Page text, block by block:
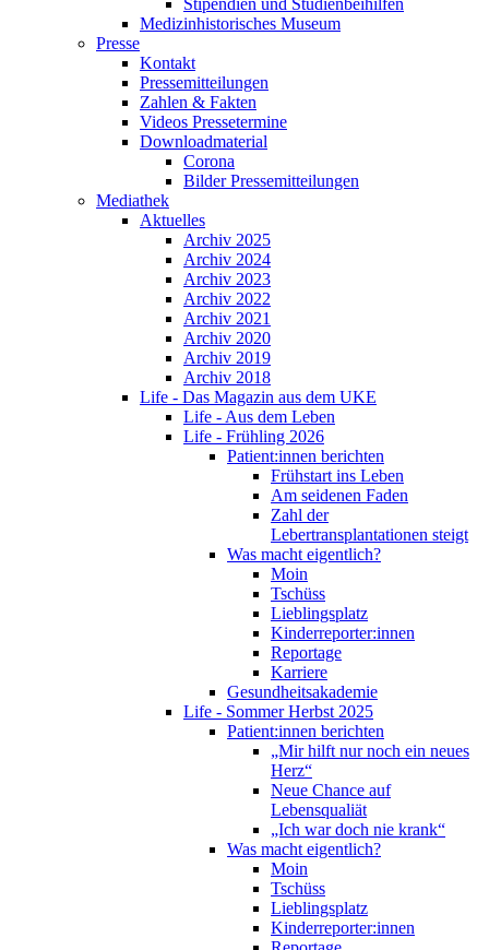
Stipendien und Studienbeihilfen
Medizinhistorisches Museum
Presse
Kontakt
Pressemitteilungen
Zahlen & Fakten
Videos Pressetermine
Downloadmaterial
Corona
Bilder Pressemitteilungen
Mediathek
Aktuelles
Archiv 2025
Archiv 2024
Archiv 2023
Archiv 2022
Archiv 2021
Archiv 2020
Archiv 2019
Archiv 2018
Life - Das Magazin aus dem UKE
Life - Aus dem Leben
Life - Frühling 2026
Patient:innen berichten
Frühstart ins Leben
Am seidenen Faden
Zahl der
Lebertransplantationen steigt
Was macht eigentlich?
Moin
Tschüss
Lieblingsplatz
Kinderreporter:innen
Reportage
Karriere
Gesundheitsakademie
Life - Sommer Herbst 2025
Patient:innen berichten
„Mir hilft nur noch ein neues
Herz“
Neue Chance auf
Lebensqualiät
„Ich war doch nie krank“
Was macht eigentlich?
Moin
Tschüss
Lieblingsplatz
Kinderreporter:innen